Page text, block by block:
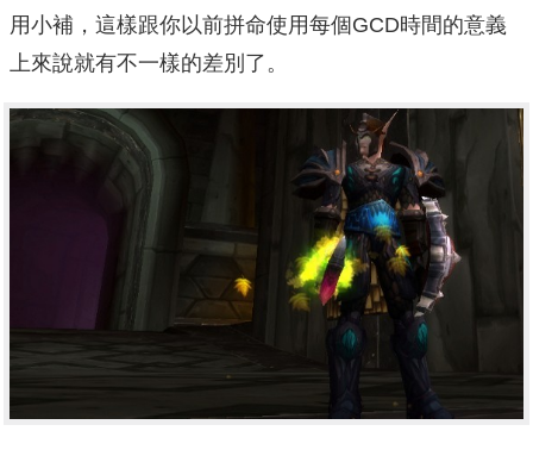
用小補，這樣跟你以前拼命使用每個GCD時間的意義
上來說就有不一樣的差別了。